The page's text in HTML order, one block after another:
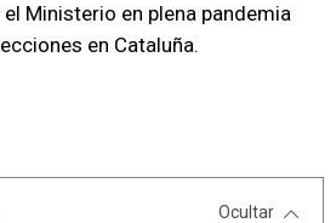
Ministerio en plena pandemia
en Cataluña.
Ocultar